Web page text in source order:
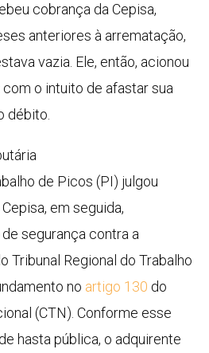
cobrança da Cepisa,
anteriores à arrematação,
vazia. Ele, então, acionou
o intuito de afastar sua
débito.
de Picos (PI) julgou
em seguida,
segurança contra a
Tribunal Regional do Trabalho
no artigo 130 do
(CTN). Conforme esse
hasta pública, o adquirente